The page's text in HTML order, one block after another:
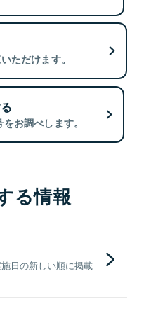
ただけます。
お調べします。
る情報
日の新しい順に掲載